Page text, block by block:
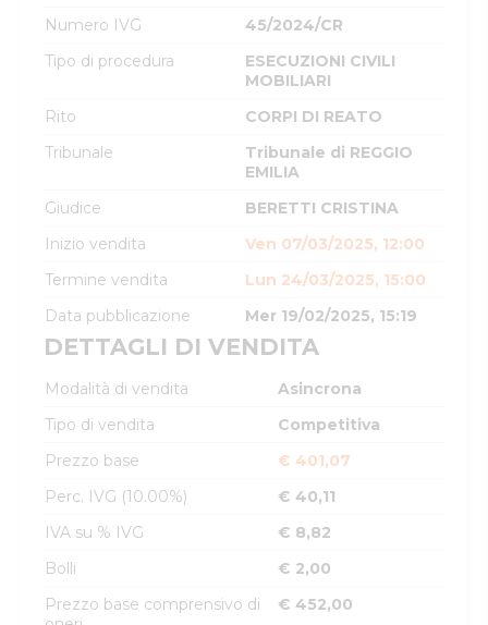
Numero IVG
45/2024/CR
Tipo di procedura
ESECUZIONI CIVILI
MOBILIARI
Rito
CORPI DI REATO
Tribunale
Tribunale di REGGIO
EMILIA
Giudice
BERETTI CRISTINA
Inizio vendita
Ven 07/03/2025, 12:00
Termine vendita
Lun 24/03/2025, 15:00
Data pubblicazione
Mer 19/02/2025, 15:19
DETTAGLI DI VENDITA
Modalità di vendita
Asincrona
Tipo di vendita
Competitiva
Prezzo base
€ 401,07
Perc. IVG (10.00%)
€ 40,11
IVA su % IVG
€ 8,82
Bolli
€ 2,00
Prezzo base comprensivo di
€ 452,00